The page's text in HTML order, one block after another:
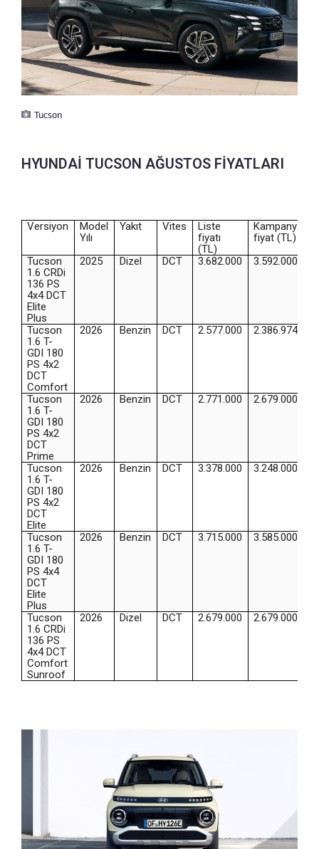
Tucson
HYUNDAİ TUCSON AĞUSTOS FİYATLARI
Versiyon
Model
Yılı
Yakıt Vites
Liste
fiyatı
(TL)
Kampanyalı
fiyat (TL)
Tucson
1.6 CRDi
136 PS
4x4 DCT
Elite
Plus
2025 Dizel DCT 3.682.000 3.592.000
Tucson
1.6 T-
GDI 180
PS 4x2
DCT
Comfort
2026 Benzin DCT 2.577.000 2.386.974
Tucson
1.6 T-
GDI 180
PS 4x2
DCT
Prime
2026 Benzin DCT 2.771.000 2.679.000
Tucson
1.6 T-
GDI 180
PS 4x2
DCT
Elite
2026 Benzin DCT 3.378.000 3.248.000
Tucson
1.6 T-
GDI 180
PS 4x4
DCT
Elite
Plus
2026 Benzin DCT 3.715.000 3.585.000
Tucson
1.6 CRDi
136 PS
4x4 DCT
Comfort
Sunroof
2026 Dizel DCT 2.679.000 2.679.000